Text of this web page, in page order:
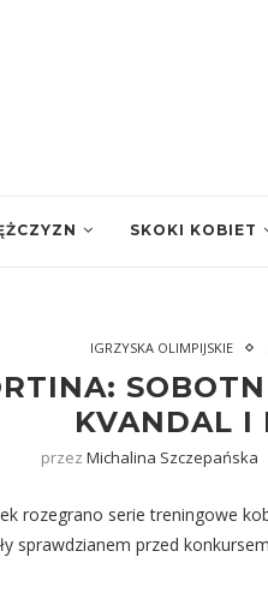
SKOKI KOBIET
IGRZYSKA OLIMPIJSKIE
KVANDAL I
przez Michalina Szczepańska
rozegrano serie treningowe
sprawdzianem przed